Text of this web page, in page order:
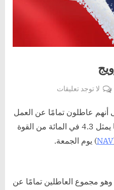
لا توجد تعليقاتعلى
البطالة
في
على أنهم عاطلون تمامًا عن العمل
في نهاية فبراير(شباط) ، وهو ما يمثل 4.3 في المائة من القوة
NAV) يوم الجمعة.
وهو مجموع العاطلين تمامًا عن